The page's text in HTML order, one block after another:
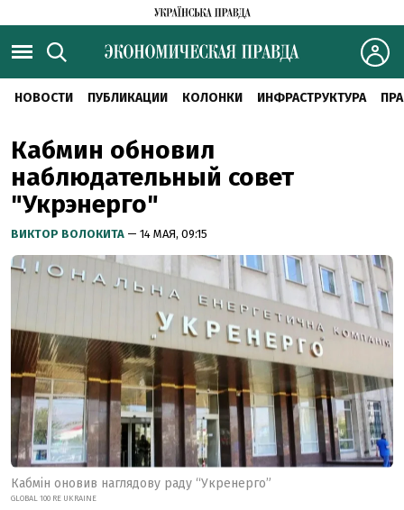
НОВОСТИ ПУБЛИКАЦИИ КОЛОНКИ ИНФРАСТРУКТУРА
Кабмин обновил
наблюдательный совет
"Укрэнерго"
ВИКТОР ВОЛОКИТА — 14 МАЯ, 09:15
Кабмін оновив наглядову раду “Укренерго”
GLOBAL 100 RE UKRAINE